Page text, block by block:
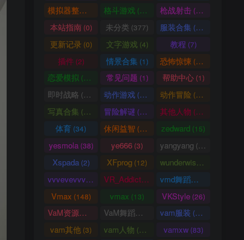
模拟器整合 格斗游戏 (25) 枪战射击 (105)
本站指南(0) 未分类 (377) 服装合集 (20)
更新记录(0) 文字游戏(4) 教程 (7)
插件(2) 情景合集 (1) 恐怖惊悚 (64)
恋爱模拟 (101) 常见问题 (1) 帮助中心(1)
即时战略 (14) 动作游戏 (33) 动作冒险 (336)
写真合集 (370) 冒险解谜 (30) 其他人物 (661)
体育 (34) 休闲益智 (69) zedward (15)
yesmola(38) ye666 (3) yangyang (86)
Xspada(2) XFprog (12) wunderwise
vvvevevvv
(191) VR_Addict
(38) vmd舞蹈数据
Vmax (148) vmax (13) VKStyle(26)
VaM资源中心 (4163) VaM舞蹈视频 (5)vam服装 (1458)
vam其他 (3) vam人物 (3105) vamxw(83)